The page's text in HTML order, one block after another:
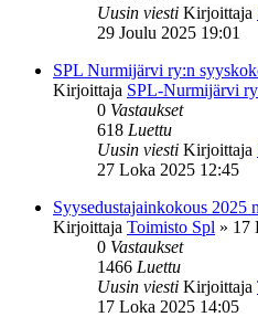
Uusin viesti Kirjoittaja
29 Joulu 2025 19:01
SPL Nurmijärvi ry:n
Kirjoittaja SPL-Nurmijärvi ry
0 Vastaukset
618 Luettu
Uusin viesti Kirjoittaja
27 Loka 2025 12:45
Syysedustajainkokous 2025
Kirjoittaja Toimisto Spl » 17
0 Vastaukset
1466 Luettu
Uusin viesti Kirjoittaja
17 Loka 2025 14:05